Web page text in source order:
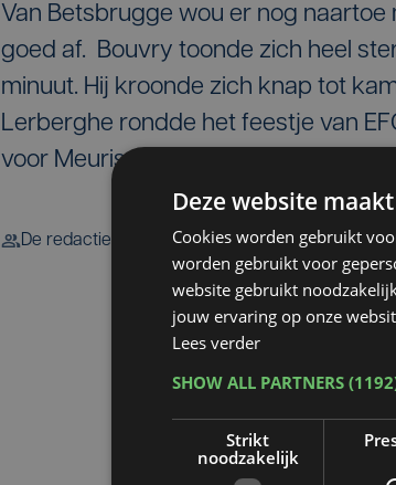
Van Betsbrugge wou er nog
goed af. Bouvry toonde zich heel
minuut. Hij kroonde zich knap tot
Lerberghe rondde het feestje van
voor Meurisse.
De redactie
Deze website
Cookies worden gebruikt
worden gebruikt voor
website gebruikt
jouw ervaring op onze
Lees verder
SHOW ALL PARTNERS
Strikt
noodzakelijk